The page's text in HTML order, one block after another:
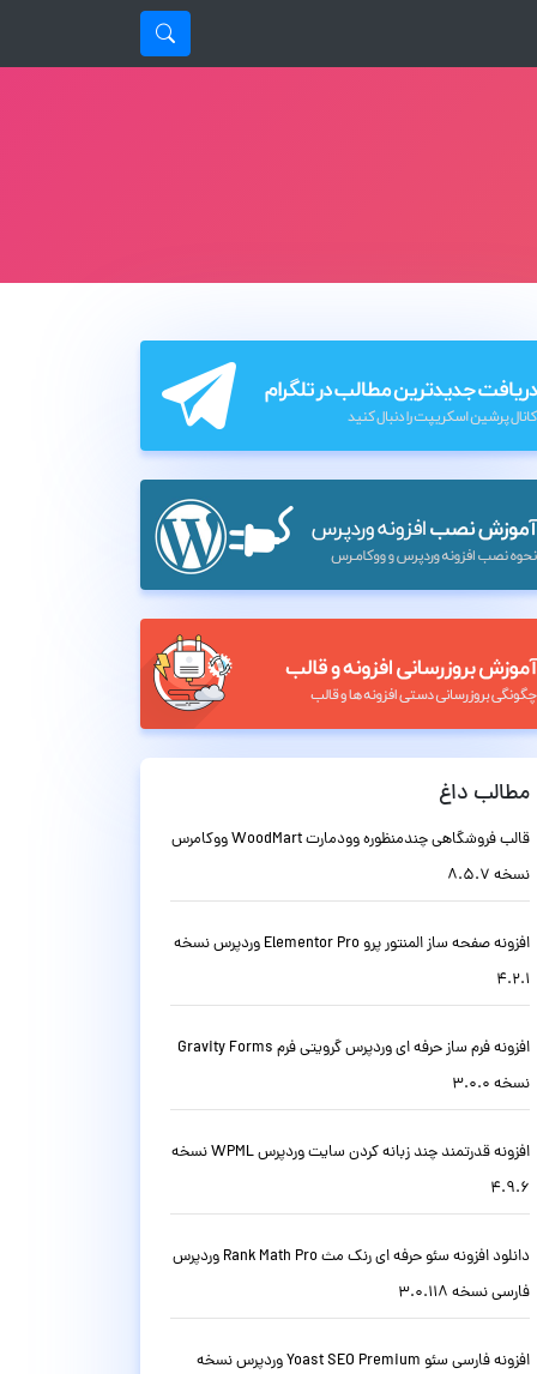
مطالب داغ
قالب فروشگاهی چندمنظوره وودمارت WoodMart ووکامرس
نسخه 8.5.7
افزونه صفحه ساز المنتور پرو Elementor Pro وردپرس نسخه
4.2.1
افزونه فرم ساز حرفه ای وردپرس گرویتی فرم Gravity Forms
نسخه 3.0.0
افزونه قدرتمند چند زبانه کردن سایت وردپرس WPML نسخه
4.9.6
دانلود افزونه سئو حرفه ای رنک مث Rank Math Pro وردپرس
فارسی نسخه 3.0.118
افزونه فارسی سئو Yoast SEO Premium وردپرس نسخه